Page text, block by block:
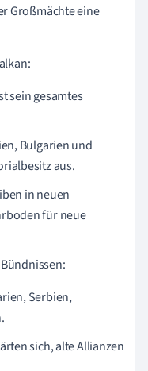
Großmächte eine
sein gesamtes
Bulgarien und
aus.
in neuen
für neue
Serbien,
sich, alte Allianzen